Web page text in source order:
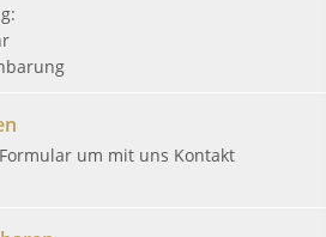
um mit uns Kontakt